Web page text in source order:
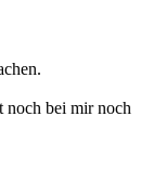
noch bei mir noch